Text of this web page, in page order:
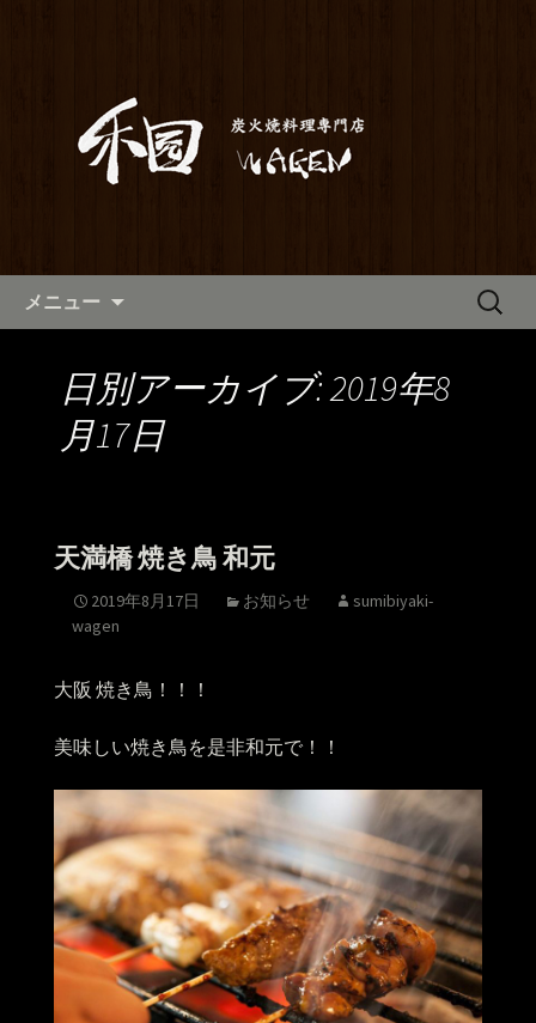
和元からのお知らせ
わった炭火焼き料理をご提供しており
ます。2階はお座敷で宴会や歓送迎会に
もご利用いただけます。ホテル京阪か
メニュー
検
日別アーカイブ: 2019年8
月17日
天満橋 焼き鳥 和元
2019年8月17日 お知らせ
sumibiyaki-
wagen
大阪 焼き鳥！！！
美味しい焼き鳥を是非和元で！！